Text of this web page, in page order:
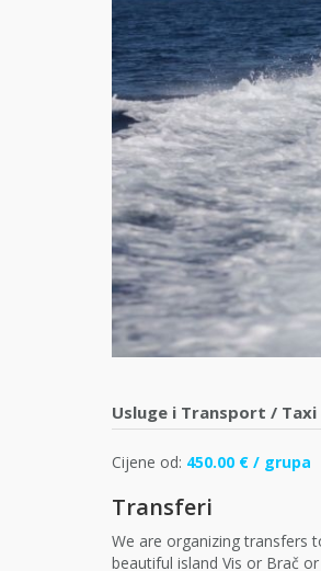
Usluge i Transport /
Cijene od: 450.00 € / grupa
Transferi
We are organizing transfers
beautiful island Vis or Brač